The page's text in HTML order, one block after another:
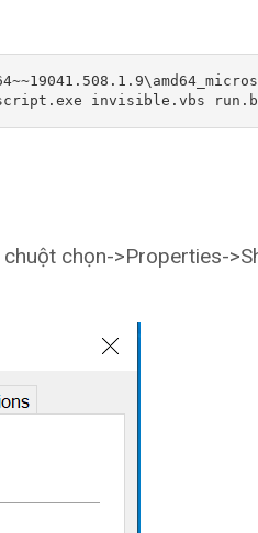
invisible.vbs
chuột chọn->Properties-